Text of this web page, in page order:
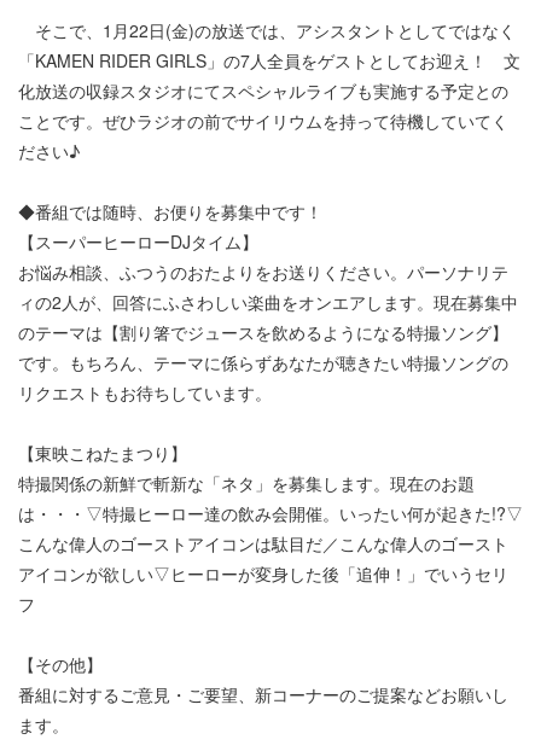
そこで、1月22日(金)の放送では、アシスタントとしてではなく
「KAMEN RIDER GIRLS」の7人全員をゲストとしてお迎え！ 文
化放送の収録スタジオにてスペシャルライブも実施する予定との
ことです。ぜひラジオの前でサイリウムを持って待機していてく
ださい♪
◆番組では随時、お便りを募集中です！
【スーパーヒーローDJタイム】
お悩み相談、ふつうのおたよりをお送りください。パーソナリテ
ィの2人が、回答にふさわしい楽曲をオンエアします。現在募集中
のテーマは【割り箸でジュースを飲めるようになる特撮ソング】
です。もちろん、テーマに係らずあなたが聴きたい特撮ソングの
リクエストもお待ちしています。
【東映こねたまつり】
特撮関係の新鮮で斬新な「ネタ」を募集します。現在のお題
は・・・▽特撮ヒーロー達の飲み会開催。いったい何が起きた!?▽
こんな偉人のゴーストアイコンは駄目だ／こんな偉人のゴースト
アイコンが欲しい▽ヒーローが変身した後「追伸！」でいうセリ
フ
【その他】
番組に対するご意見・ご要望、新コーナーのご提案などお願いし
ます。